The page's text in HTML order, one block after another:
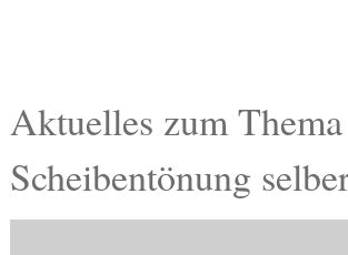
Kultur
Termine
Aktuelles zum Thema
Scheibentönung